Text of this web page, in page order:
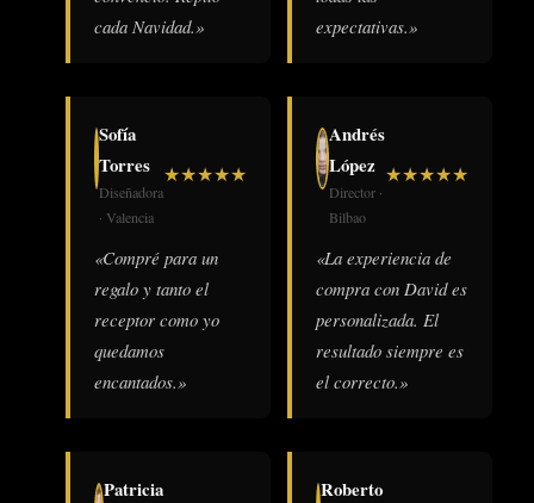
cada Navidad.»
expectativas.»
Sofía
Torres
Diseñadora
· Valencia
★★★★★
«Compré para un
regalo y tanto el
receptor como yo
quedamos
encantados.»
Andrés
López
Director ·
Bilbao
★★★★★
«La experiencia de
compra con David es
personalizada. El
resultado siempre es
el correcto.»
Patricia
Roberto